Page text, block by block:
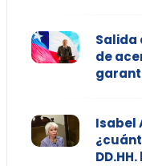
Salida
de
Isabel